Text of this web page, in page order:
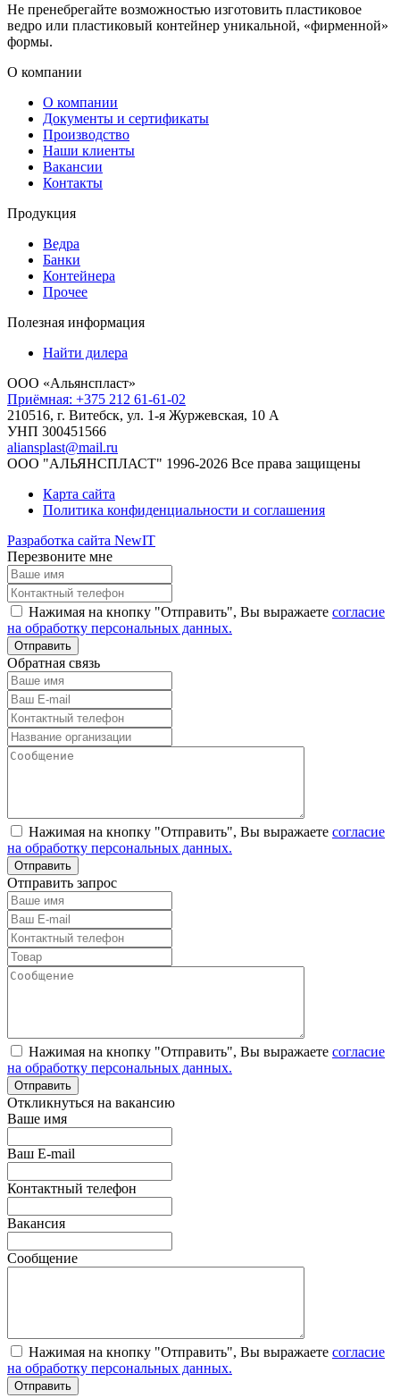
Не пренебрегайте возможностью изготовить пластиковое
ведро или пластиковый контейнер уникальной, «фирменной»
формы.
О компании
О компании
Документы и сертификаты
Производство
Наши клиенты
Вакансии
Контакты
Продукция
Ведра
Банки
Контейнера
Прочее
Полезная информация
Найти дилера
ООО «Альянспласт»
Приёмная: +375 212 61-61-02
210516, г. Витебск, ул. 1-я Журжевская, 10 А
УНП 300451566
aliansplast@mail.ru
ООО "АЛЬЯНСПЛАСТ" 1996-2026 Все права защищены
Карта сайта
Политика конфиденциальности и соглашения
Разработка сайта NewIT
Перезвоните мне
Нажимая на кнопку "Отправить", Вы выражаете согласие
на обработку персональных данных.
Обратная связь
Нажимая на кнопку "Отправить", Вы выражаете согласие
на обработку персональных данных.
Отправить запрос
Нажимая на кнопку "Отправить", Вы выражаете согласие
на обработку персональных данных.
Откликнуться на вакансию
Ваше имя
Ваш E-mail
Контактный телефон
Вакансия
Сообщение
Нажимая на кнопку "Отправить", Вы выражаете согласие
на обработку персональных данных.